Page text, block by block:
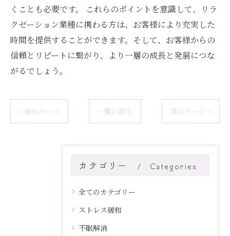
くことも必要です。 これらのポイントを意識して、リラ
クゼーション業種に携わる方は、お客様により充実した
時間を提供することができます。そして、お客様からの
信頼とリピートに繋がり、より一層の成長と発展につな
がるでしょう。
< 前のページ 一覧に戻る 次のページ >
カテゴリー Categories
全てのカテゴリー
ストレス緩和
不眠解消